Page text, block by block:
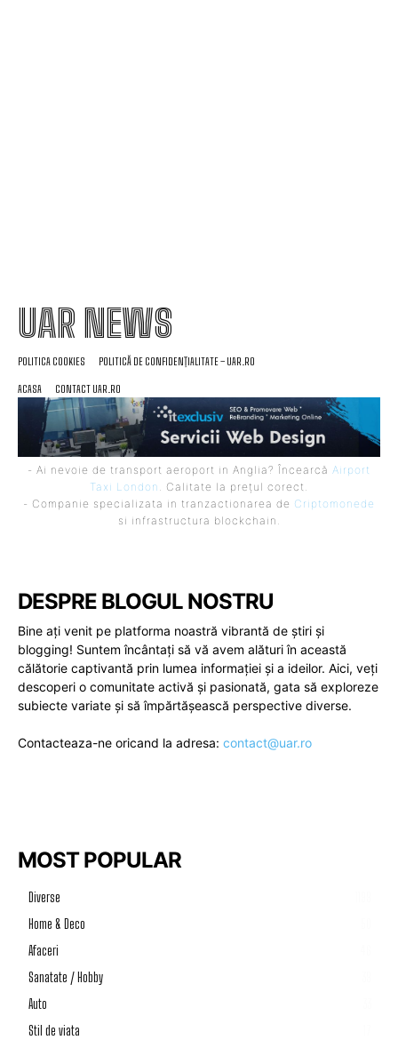
UAR NEWS
POLITICA COOKIES POLITICĂ DE CONFIDENȚIALITATE – UAR.RO
ACASA CONTACT UAR.RO
- Ai nevoie de transport aeroport in Anglia? Încearcă Airport
Taxi London . Calitate la prețul corect.
- Companie specializata in tranzactionarea de Criptomonede
si infrastructura blockchain.
DESPRE BLOGUL NOSTRU
Bine ați venit pe platforma noastră vibrantă de știri și
blogging! Suntem încântați să vă avem alături în această
călătorie captivantă prin lumea informației și a ideilor. Aici, veți
descoperi o comunitate activă și pasionată, gata să exploreze
subiecte variate și să împărtășească perspective diverse.
Contacteaza-ne oricand la adresa: contact@uar.ro
MOST POPULAR
Diverse
Home & Deco
Afaceri
Sanatate / Hobby
Auto
Stil de viata